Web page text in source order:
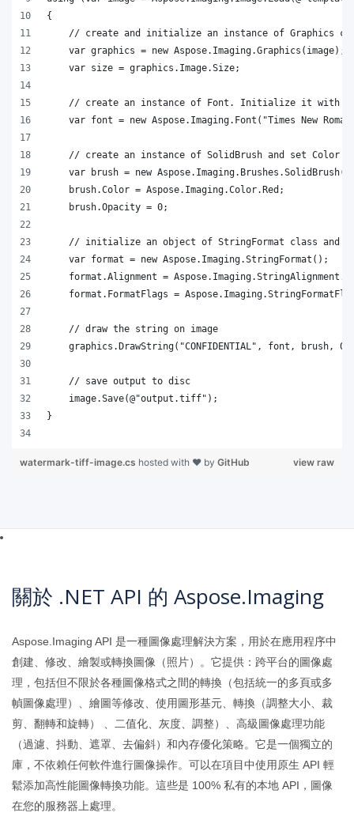
view raw
watermark-tiff-image.cs hosted with ❤ by GitHub
關於 .NET API 的 Aspose.Imaging
Aspose.Imaging API 是一種圖像處理解決方案，用於在應用程序中
創建、修改、繪製或轉換圖像（照片）。它提供：跨平台的圖像處
理，包括但不限於各種圖像格式之間的轉換（包括統一的多頁或多
幀圖像處理）、繪圖等修改、使用圖形基元、轉換（調整大小、裁
剪、翻轉和旋轉） 、二值化、灰度、調整）、高級圖像處理功能
（過濾、抖動、遮罩、去偏斜）和內存優化策略。它是一個獨立的
庫，不依賴任何軟件進行圖像操作。可以在項目中使用原生 API 輕
鬆添加高性能圖像轉換功能。這些是 100% 私有的本地 API，圖像
在您的服務器上處理。